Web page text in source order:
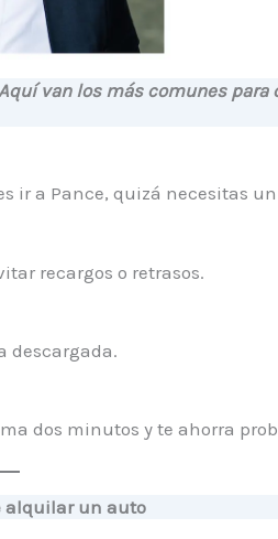
van los más comunes para
ir a Pance, quizá necesitas un
recargos o retrasos.
descargada.
dos minutos y te ahorra
alquilar un auto